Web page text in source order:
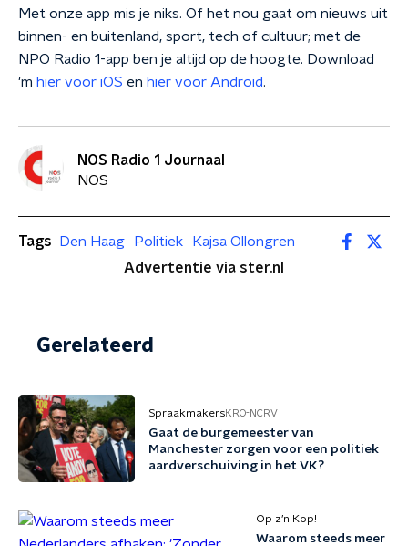
Met onze app mis je niks. Of het nou gaat om nieuws uit
binnen- en buitenland, sport, tech of cultuur; met de
NPO Radio 1-app ben je altijd op de hoogte. Download
'm hier voor iOS en hier voor Android.
NOS Radio 1 Journaal
NOS
Tags Den Haag Politiek
Kajsa Ollongren
Advertentie via ster.nl
Gerelateerd
SpraakmakersKRO-NCRV
Gaat de burgemeester van
Manchester zorgen voor een politiek
aardverschuiving in het VK?
Op z’n Kop!
Waarom steeds meer